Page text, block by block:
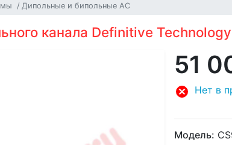
Дипольные и бипольные АС
канала Definitive
51
Нет в
Модель: